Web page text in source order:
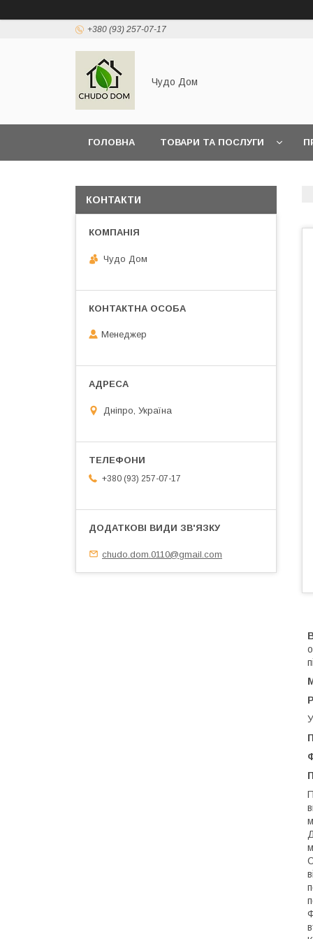
+380 (93) 257-07-17
Чудо Дом
ГОЛОВНА ТОВАРИ ТА ПОСЛУГИ
КОНТАКТИ
Чудо Дом
Менеджер
Дніпро, Україна
+380 (93) 257-07-17
chudo.dom.0110@gmail.com